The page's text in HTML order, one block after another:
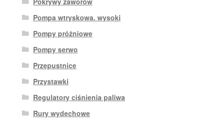
Pompa wtryskowa. wysoki
Pompy próżniowe
Pompy serwo
Przepustnice
Przystawki
Regulatory ciśnienia paliwa
Rury wydechowe